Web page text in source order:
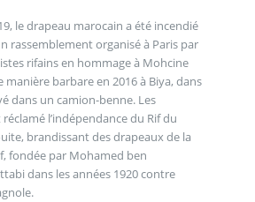
le drapeau marocain a été incendié
rassemblement organisé à Paris par
rifains en hommage à Mohcine
manière barbare en 2016 à Biya, dans
dans un camion-benne. Les
l’indépendance du Rif du
brandissant des drapeaux de la
fondée par Mohamed ben
dans les années 1920 contre